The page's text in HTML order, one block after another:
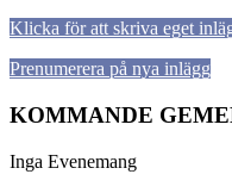
Klicka för att skriva eget
Prenumerera på nya inlägg
KOMMANDE
Inga Evenemang